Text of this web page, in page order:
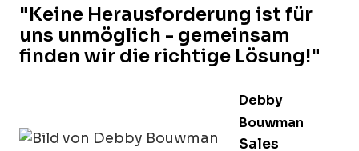
"Keine Herausforderung ist für
uns unmöglich - gemeinsam
finden wir die richtige Lösung!"
Debby
Bouwman
Sales